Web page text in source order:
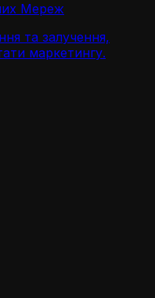
Мереж
та залучення,
маркетингу.